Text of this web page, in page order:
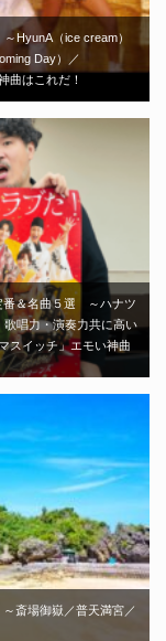
HyunA（ice cream）
Day）／
曲はこれだ！
番＆名曲５選 ～ハナツ
唱力・演奏力共に高い
スイッチ」エモい神曲
斎場御嶽／普天満宮／